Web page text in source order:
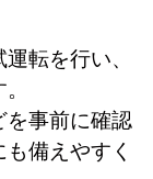
転を行い、
を事前に確認
備えやすく